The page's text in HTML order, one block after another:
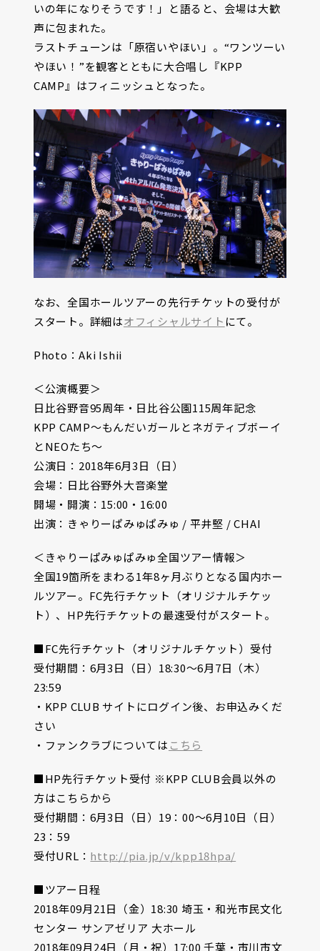
いの年になりそうです！」と語ると、会場は大歓
声に包まれた。
ラストチューンは「原宿いやほい」。“ワンツーい
やほい！”を観客とともに大合唱し『KPP
CAMP』はフィニッシュとなった。
なお、全国ホールツアーの先行チケットの受付が
スタート。詳細はオフィシャルサイト にて。
Photo：Aki Ishii
＜公演概要＞
日比谷野音95周年・日比谷公園115周年記念
KPP CAMP～もんだいガールとネガティブボーイ
とNEOたち～
公演日：2018年6月3日（日）
会場：日比谷野外大音楽堂
開場・開演：15:00・16:00
出演：きゃりーぱみゅぱみゅ / 平井堅 / CHAI
＜きゃりーぱみゅぱみゅ全国ツアー情報＞
全国19箇所をまわる1年8ヶ月ぶりとなる国内ホー
ルツアー。FC先行チケット（オリジナルチケッ
ト）、HP先行チケットの最速受付がスタート。
■FC先行チケット（オリジナルチケット）受付
受付期間：6月3日（日）18:30〜6月7日（木）
23:59
・KPP CLUB サイトにログイン後、お申込みくだ
さい
・ファンクラブについては こちら
■HP先行チケット受付 ※KPP CLUB会員以外の
方はこちらから
受付期間：6月3日（日）19：00〜6月10日（日）
23：59
受付URL： http://pia.jp/v/kpp18hpa/
■ツアー日程
2018年09月21日（金）18:30 埼玉・和光市民文化
センター サンアゼリア 大ホール
2018年09月24日（月・祝）17:00 千葉・市川市文